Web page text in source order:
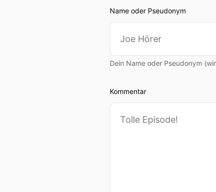
Name oder Pseudonym
Dein Name oder Pseudonym
Kommentar